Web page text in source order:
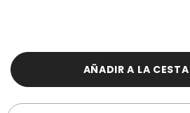
AÑADIR A LA CESTA